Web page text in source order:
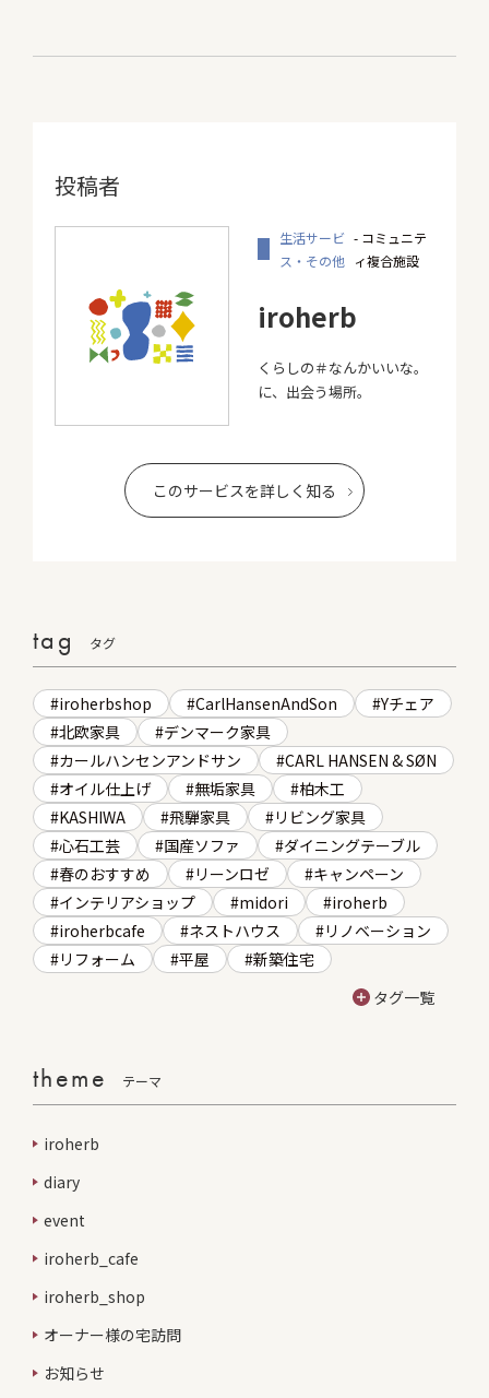
投稿者
iroherb
生活サービ
ス・その他
- コミュニテ
ィ複合施設
くらしの＃なんかいいな。
に、出会う場所。
このサービスを詳しく知る
tag タグ
iroherbshop CarlHansenAndSon
Yチェア
北欧家具
デンマーク家具
カールハンセンアンドサン
CARL HANSEN & SØN
オイル仕上げ
無垢家具
柏木工
KASHIWA
飛騨家具
リビング家具
心石工芸
国産ソファ
ダイニングテーブル
春のおすすめ
リーンロゼ
キャンペーン
インテリアショップ
midori
iroherb
iroherbcafe
ネストハウス
リノベーション
リフォーム
平屋
新築住宅
タグ一覧
theme テーマ
iroherb
diary
event
iroherb_cafe
iroherb_shop
オーナー様の宅訪問
お知らせ